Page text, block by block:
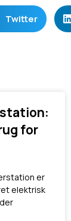
Twitter
for
er
elektrisk